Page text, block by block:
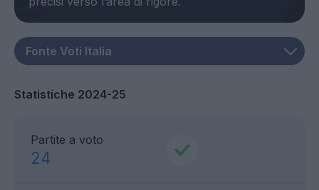
Statistiche 2024-25
Partite a voto
24